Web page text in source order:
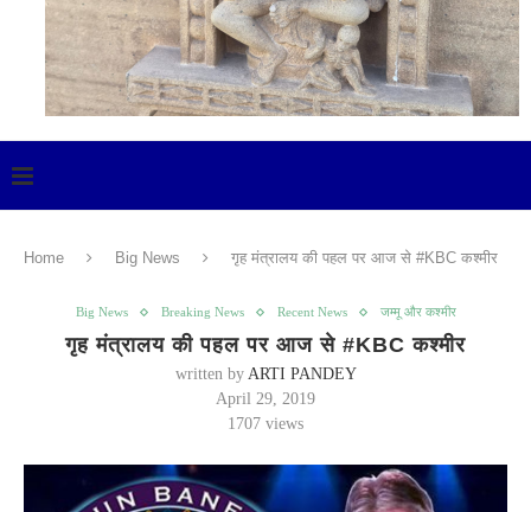
Home Big News गृह मंत्रालय की पहल पर आज से #KBC कश्मीर
Big News Breaking News Recent News जम्मू और कश्मीर
गृह मंत्रालय की पहल पर आज से #KBC कश्मीर
written by ARTI PANDEY
April 29, 2019
1707 views